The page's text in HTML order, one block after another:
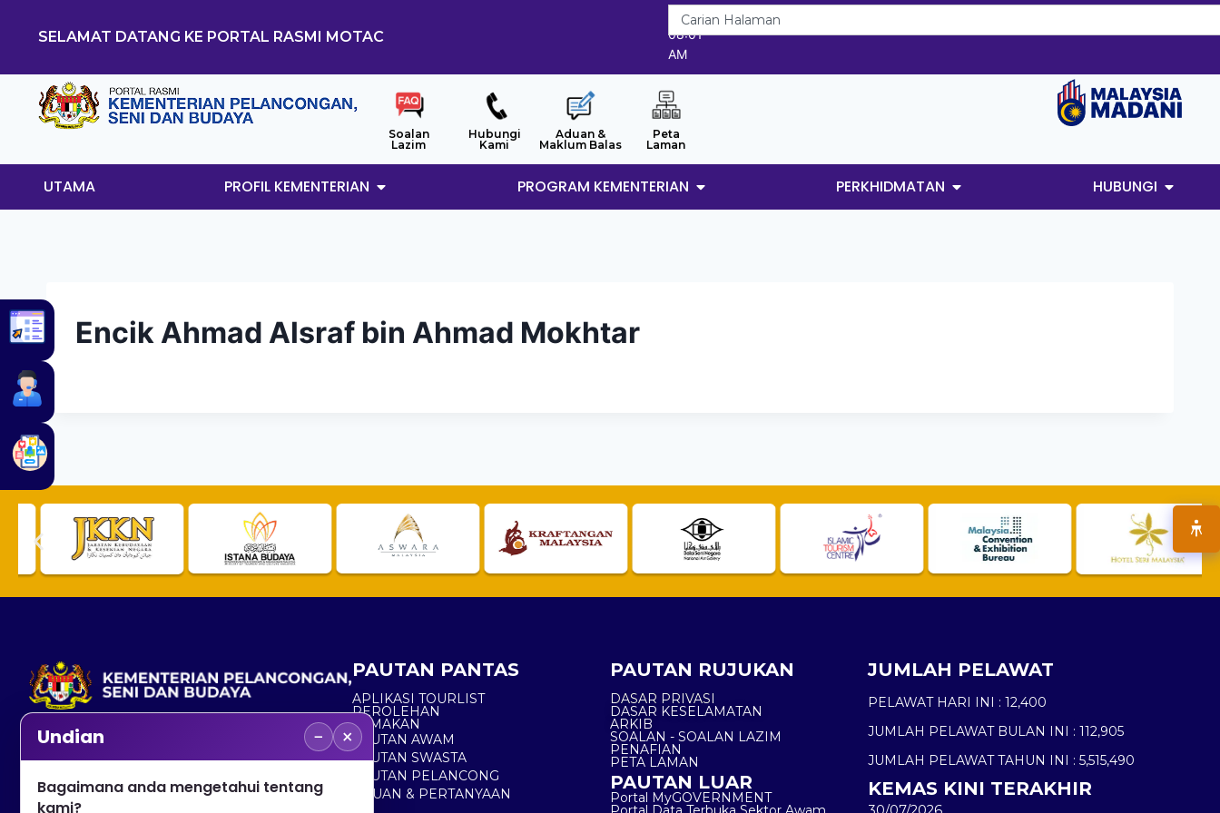
SELAMAT DATANG KE PORTAL RASMI MOTAC
7/8/2026
08:01
AM
Soalan
Lazim
Hubungi
Kami
Aduan &
Maklum Balas
Peta
Laman
UTAMA PROFIL KEMENTERIAN PROGRAM KEMENTERIAN PERKHIDMATAN HUBUNGI
Encik Ahmad Alsraf bin Ahmad Mokhtar
No. 2, Menara 1, Jalan P5/6, Presint 5,
+603 8000 8000
PAUTAN PANTAS
APLIKASI TOURLIST
PEROLEHAN
SEMAKAN
PAUTAN AWAM
PAUTAN SWASTA
PAUTAN PELANCONG
ADUAN & PERTANYAAN
PAUTAN RUJUKAN
DASAR PRIVASI
DASAR KESELAMATAN
ARKIB
SOALAN - SOALAN LAZIM
PENAFIAN
PETA LAMAN
PAUTAN LUAR
Portal MyGOVERNMENT
JUMLAH PELAWAT
PELAWAT HARI INI : 12,400
JUMLAH PELAWAT BULAN INI : 112,905
JUMLAH PELAWAT TAHUN INI : 5,515,490
KEMAS KINI TERAKHIR
Undian − ×
Bagaimana anda mengetahui tentang
kami?